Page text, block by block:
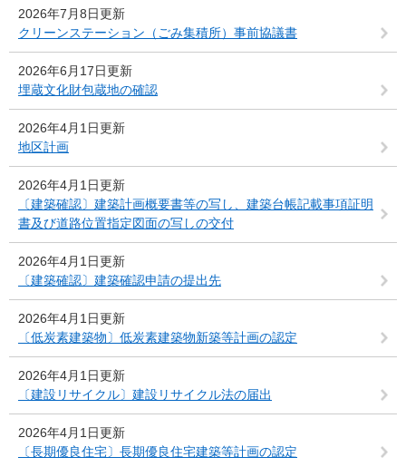
2026年7月8日更新
クリーンステーション（ごみ集積所）事前協議書
2026年6月17日更新
埋蔵文化財包蔵地の確認
2026年4月1日更新
地区計画
2026年4月1日更新
〔建築確認〕建築計画概要書等の写し、建築台帳記載事項証明
書及び道路位置指定図面の写しの交付
2026年4月1日更新
〔建築確認〕建築確認申請の提出先
2026年4月1日更新
〔低炭素建築物〕低炭素建築物新築等計画の認定
2026年4月1日更新
〔建設リサイクル〕建設リサイクル法の届出
2026年4月1日更新
〔長期優良住宅〕長期優良住宅建築等計画の認定